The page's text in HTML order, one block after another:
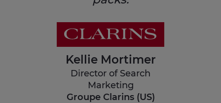
Kellie Mortimer
Director of Search
Marketing
Groupe Clarins (US)